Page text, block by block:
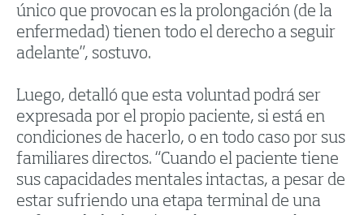
único que provocan es la prolongación (de la
enfermedad) tienen todo el derecho a seguir
adelante”, sostuvo.
Luego, detalló que esta voluntad podrá ser
expresada por el propio paciente, si está en
condiciones de hacerlo, o en todo caso por sus
familiares directos. “Cuando el paciente tiene
sus capacidades mentales intactas, a pesar de
estar sufriendo una etapa terminal de una